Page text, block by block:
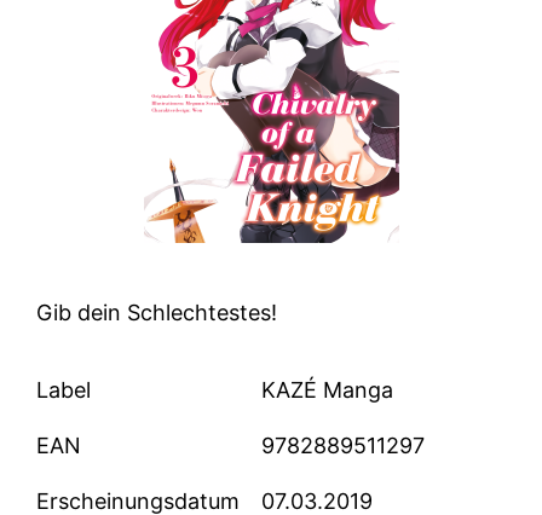
Gib dein Schlechtestes!
Label KAZÉ Manga
EAN 9782889511297
Erscheinungsdatum 07.03.2019